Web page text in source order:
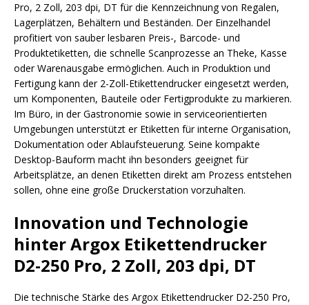
Pro, 2 Zoll, 203 dpi, DT für die Kennzeichnung von Regalen,
Lagerplätzen, Behältern und Beständen. Der Einzelhandel
profitiert von sauber lesbaren Preis-, Barcode- und
Produktetiketten, die schnelle Scanprozesse an Theke, Kasse
oder Warenausgabe ermöglichen. Auch in Produktion und
Fertigung kann der 2-Zoll-Etikettendrucker eingesetzt werden,
um Komponenten, Bauteile oder Fertigprodukte zu markieren.
Im Büro, in der Gastronomie sowie in serviceorientierten
Umgebungen unterstützt er Etiketten für interne Organisation,
Dokumentation oder Ablaufsteuerung. Seine kompakte
Desktop-Bauform macht ihn besonders geeignet für
Arbeitsplätze, an denen Etiketten direkt am Prozess entstehen
sollen, ohne eine große Druckerstation vorzuhalten.
Innovation und Technologie
hinter Argox Etikettendrucker
D2-250 Pro, 2 Zoll, 203 dpi, DT
Die technische Stärke des Argox Etikettendrucker D2-250 Pro,